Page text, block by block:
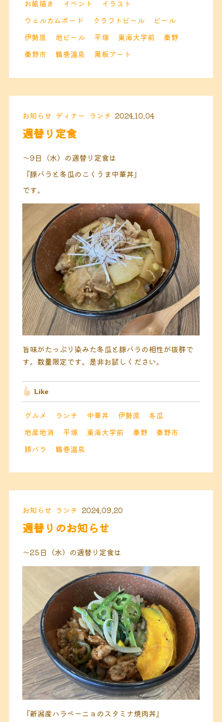
お絵描き イベント
イラスト
ウェルカムボード
クラフトビール
ビール
伊勢原
地ビール 平塚 東海大学前
秦野
秦野市
鶴巻温泉 黒板アート
お知らせ ディナー ランチ 2024.10.04
週替り定食
〜9日（水） の週替り定食は
『豚バラと冬瓜のこくうま中華丼』
です。
旨味がたっぷり染みた冬瓜と豚バラの相性が抜群で
す。数量限定です。是非お試しください。
Like
グルメ ランチ 中華丼 伊勢原
冬瓜
地産地消
平塚 東海大学前 秦野
秦野市
豚バラ
鶴巻温泉
お知らせ ランチ 2024.09.20
週替りのお知らせ
〜25日（水）の週替り定食は
『新潟産ハラペーニョのスタミナ焼肉丼』